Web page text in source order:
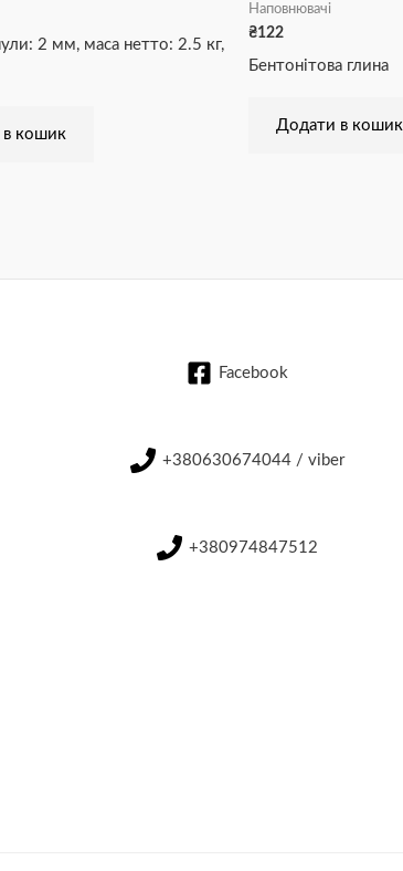
2 мм, маса нетто: 2.5 кг,
кошик
Наповнювачі
₴122
Бентонітова глина
Додати в кошик
Facebook
+380630674044 / viber
+380974847512